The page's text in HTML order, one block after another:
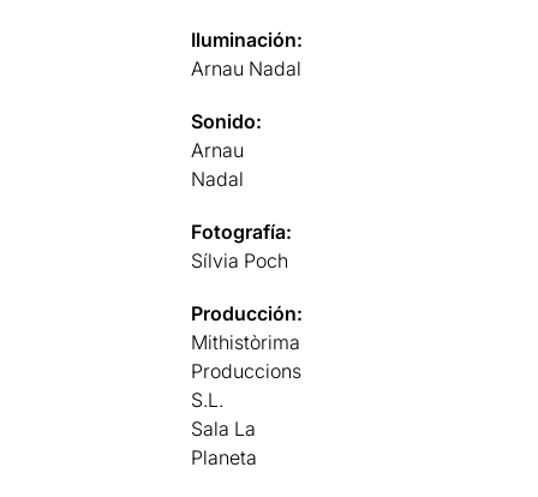
Iluminación:
Arnau Nadal
Sonido:
Arnau
Nadal
Fotografía:
Sílvia Poch
Producción:
Mithistòrima
Produccions
S.L.
Sala La
Planeta